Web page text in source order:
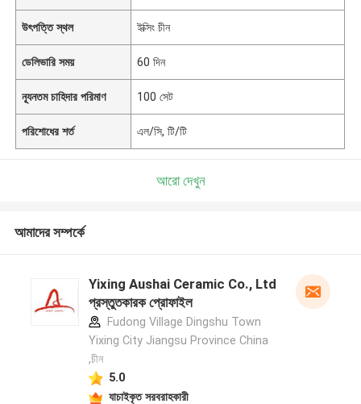
উৎপত্তি স্থল ইক্সিং চীন
ডেলিভারি সময় 60 দিন
ন্যূনতম চাহিদার পরিমাণ 100 সেট
পরিশোধের শর্ত এল/সি, টি/টি
আরো দেখুন
আমাদের সম্পর্কে
Yixing Aushai Ceramic Co., Ltd
প্রস্তুতকারক প্রোফাইল
Fudong Village Dingshu Town
Yixing City Jiangsu Province China
,চীন
5.0
যাচাইকৃত সরবরাহকারী